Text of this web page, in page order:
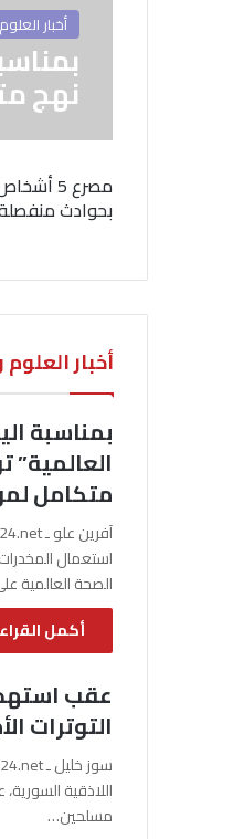
أخبار
نهج
مصرع 5
بحوادث
أخبار
بمناسبة
العالمية”
متكامل
استعمال
الصحة العالمية
أكمل
عقب
التوترات
اللاذقية
مسلحين…